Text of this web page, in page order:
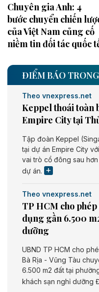
Chuyên gia Anh: 4
bước chuyển chiến
của Việt Nam củng cố
niềm tin đối tác quốc
ĐIỂM BÁO
Theo vnexpress.net
Keppel thoái toàn
Empire City tại
Tập đoàn Keppel
tại dự án Empire City
vai trò cổ đông sau
dự án.
Theo vnexpress.net
TP HCM cho
dụng gần 6.500
dưỡng
UBND TP HCM cho
Bà Rịa - Vũng Tàu
6.500 m2 đất tại
khách sạn nghỉ dưỡng